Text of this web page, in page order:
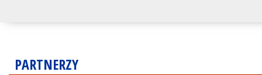
PARTNERZY